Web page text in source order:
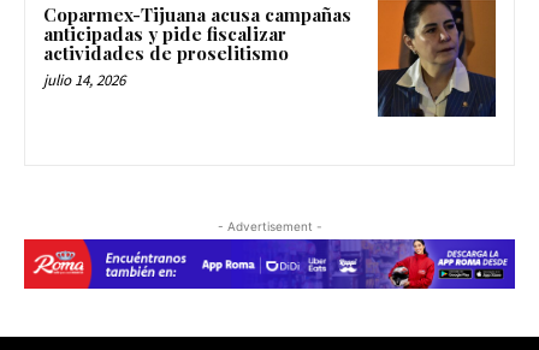
Coparmex-Tijuana acusa campañas
anticipadas y pide fiscalizar
actividades de proselitismo
julio 14, 2026
- Advertisement -